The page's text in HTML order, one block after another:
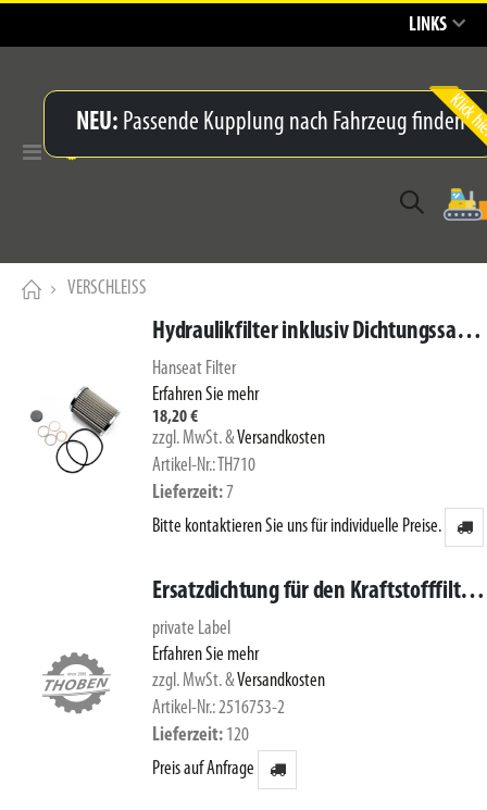
LINKS
Navigation
NEU: Passende Kupplung nach Fahrzeug finden
VERSCHLEISS
Hydraulikfilter inklusiv Dichtungssatz/Magnet
Hanseat Filter
Erfahren Sie mehr
18,20 €
zzgl. MwSt.&Versandkosten
Artikel-Nr.: TH710
Lieferzeit 7
Bitte kontaktieren Sie uns für individuelle Preise.
Ersatzdichtung für den Kraftstofffilter 2516753
private Label
Erfahren Sie mehr
zzgl. MwSt.&Versandkosten
Artikel-Nr.: 2516753-2
Lieferzeit 120
Preis auf Anfrage